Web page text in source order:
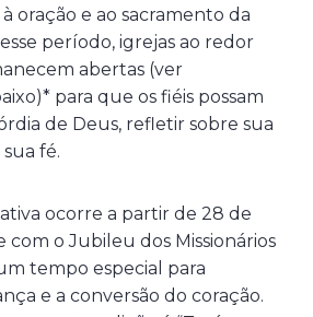
oração e ao sacramento da
período, igrejas ao redor
abertas (ver
para que os fiéis possam
de Deus, refletir sobre sua
fé.
ocorre a partir de 28 de
com o Jubileu dos Missionários
tempo especial para
e a conversão do coração.